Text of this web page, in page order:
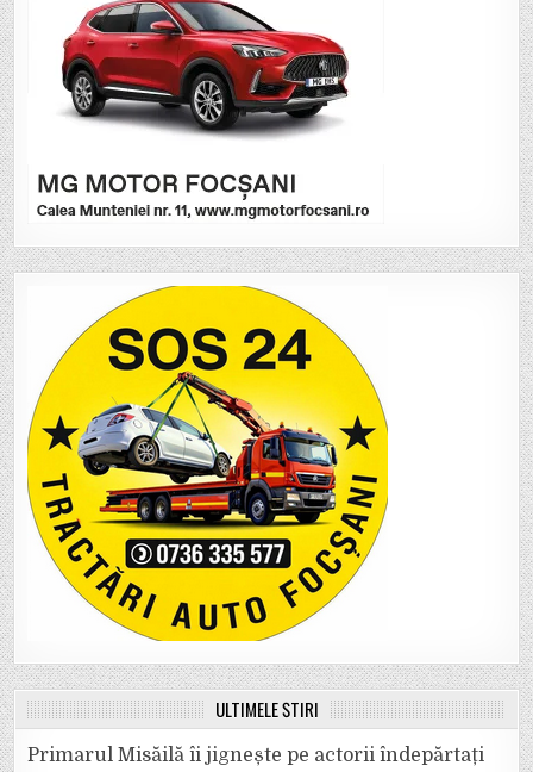
ULTIMELE ȘTIRI
Primarul Misăilă îi jignește pe actorii îndepărtați